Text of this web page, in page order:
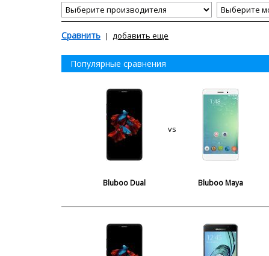
Сравнить добавить еще
Популярные сравнения
Bluboo Dual
vs
Bluboo Maya